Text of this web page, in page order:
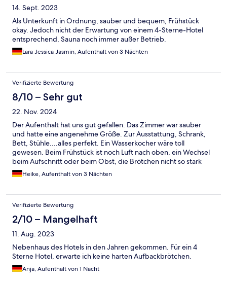
14. Sept. 2023
Als Unterkunft in Ordnung, sauber und bequem, Frühstück
okay. Jedoch nicht der Erwartung von einem 4-Sterne-Hotel
entsprechend, Sauna noch immer außer Betrieb.
Lara Jessica Jasmin, Aufenthalt von 3 Nächten
Verifizierte Bewertung
8/10 – Sehr gut
22. Nov. 2024
Der Aufenthalt hat uns gut gefallen. Das Zimmer war sauber
und hatte eine angenehme Größe. Zur Ausstattung, Schrank,
Bett, Stühle....alles perfekt. Ein Wasserkocher wäre toll
gewesen. Beim Frühstück ist noch Luft nach oben, ein Wechsel
beim Aufschnitt oder beim Obst, die Brötchen nicht so stark
aufbacken ( Zwieback)
Heike, Aufenthalt von 3 Nächten
Verifizierte Bewertung
2/10 – Mangelhaft
11. Aug. 2023
Nebenhaus des Hotels in den Jahren gekommen. Für ein 4
Sterne Hotel, erwarte ich keine harten Aufbackbrötchen.
Anja, Aufenthalt von 1 Nacht